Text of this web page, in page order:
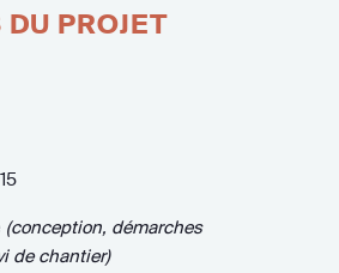
PROJET
(conception, démarches
de chantier)